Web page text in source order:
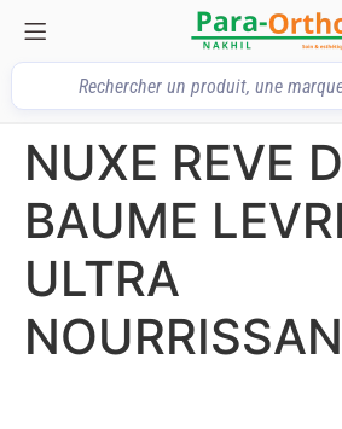
NUXE REVE
BAUME
ULTRA